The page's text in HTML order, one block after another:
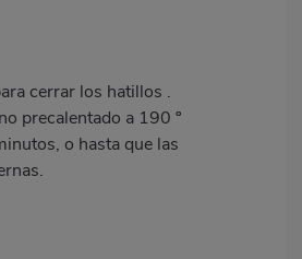
cerrar los hatillos .
precalentado a 190 º
o hasta que las